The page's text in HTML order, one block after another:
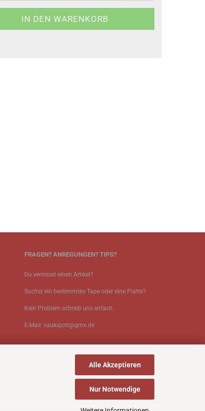
Alle Akzeptieren
Nur Notwendige
FRAGEN? ANREGUNGEN? TIPS?
Du vermisst einen Artikel?
Suchst ein bestimmtes Tape oder eine Platte?
Kein Problem schreib uns enfach.
E-Mail: vaukajott@gmx.de